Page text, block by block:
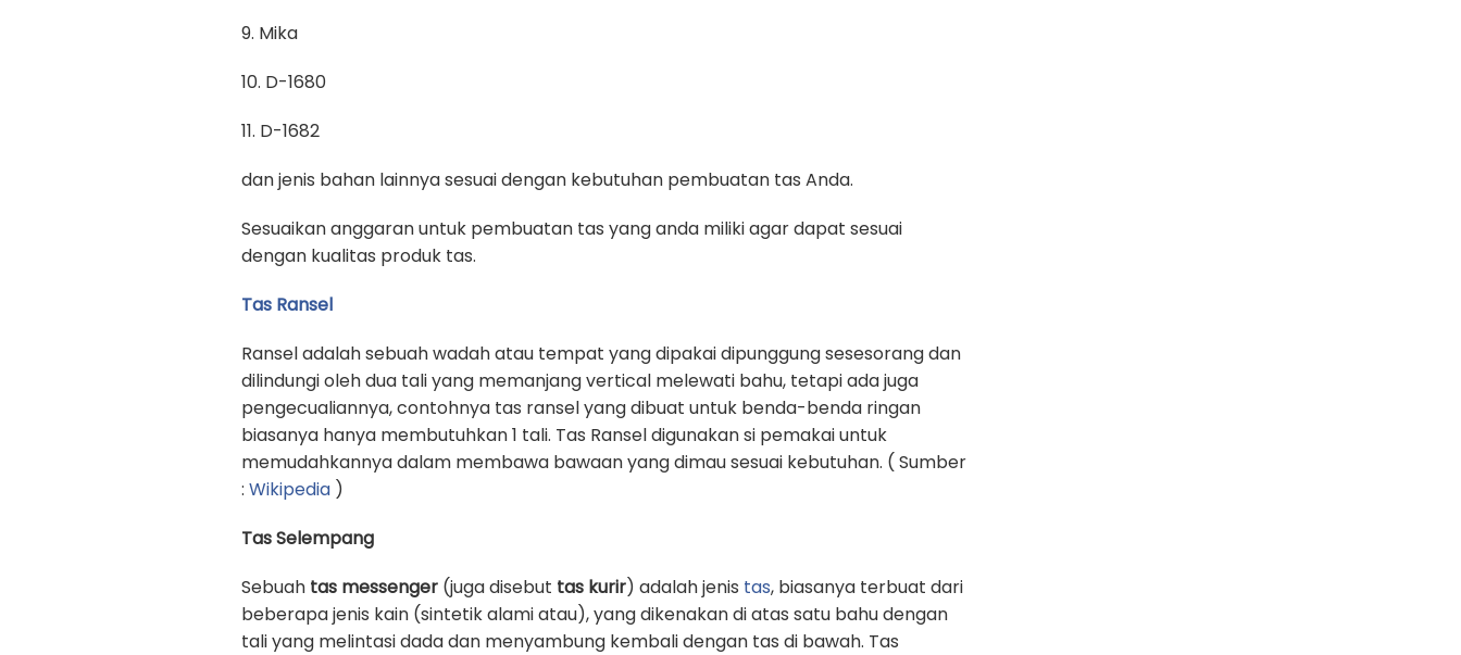
9. Mika
10. D-1680
11. D-1682
dan jenis bahan lainnya sesuai dengan kebutuhan pembuatan tas Anda.
Sesuaikan anggaran untuk pembuatan tas yang anda miliki agar dapat sesuai
dengan kualitas produk tas.
Tas Ransel
Ransel adalah sebuah wadah atau tempat yang dipakai dipunggung sesesorang dan
dilindungi oleh dua tali yang memanjang vertical melewati bahu, tetapi ada juga
pengecualiannya, contohnya tas ransel yang dibuat untuk benda-benda ringan
biasanya hanya membutuhkan 1 tali. Tas Ransel digunakan si pemakai untuk
memudahkannya dalam membawa bawaan yang dimau sesuai kebutuhan. ( Sumber
: Wikipedia )
Tas Selempang
Sebuah tas messenger (juga disebut tas kurir) adalah jenis tas, biasanya terbuat dari
beberapa jenis kain (sintetik alami atau), yang dikenakan di atas satu bahu dengan
tali yang melintasi dada dan menyambung kembali dengan tas di bawah. Tas